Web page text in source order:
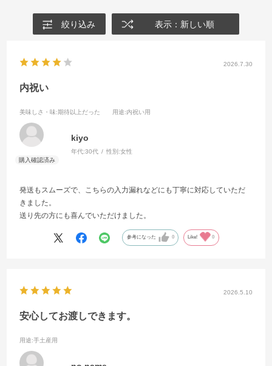
絞り込み 表示：新しい順
2026.7.30
内祝い
美味しさ・味:期待以上だった 用途:内祝い用
kiyo
年代:30代 性別:女性
発送もスムーズで、こちらの入力漏れなどにも丁寧に対応していただ
きました。
送り先の方にも喜んでいただけました。
参考になった 0 Like! 0
2026.5.10
安心してお渡しできます。
用途:手土産用